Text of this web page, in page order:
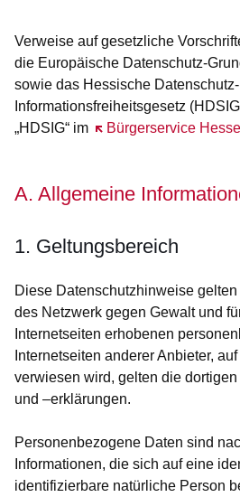
Verweise auf gesetzliche
die Europäische Datenschutz-
sowie das Hessische
Informationsfreiheitsgesetz
„HDSIG“ im
Bürgerservice
Öffnet sich in einem
A. Allgemeine
1. Geltungsbereich
Diese Datenschutzhinweise
des Netzwerk gegen Gewalt und
Internetseiten erhobenen
Internetseiten anderer Anbieter,
verwiesen wird, gelten die
und –erklärungen.
Personenbezogene Daten sind
Informationen, die sich auf eine
identifizierbare natürliche Person